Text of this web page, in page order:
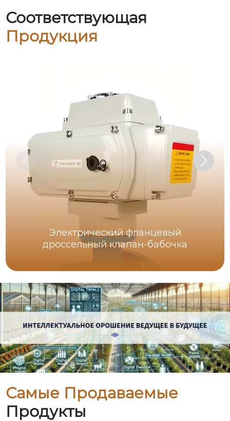
Соответствующая
Продукция
Электрический фланцевый
дроссельный клапан-бабочка
Самые Продаваемые
Продукты